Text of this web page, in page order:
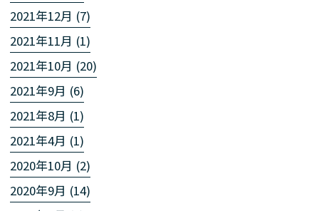
2021年12月 (7)
2021年11月 (1)
2021年10月 (20)
2021年9月 (6)
2021年8月 (1)
2021年4月 (1)
2020年10月 (2)
2020年9月 (14)